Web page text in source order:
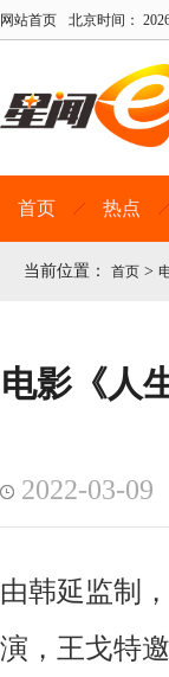
网站首页 北京时间：
首页 热点
当前位置： 首页 >
电影《人
2022-03-
由韩延监制
演，王戈特